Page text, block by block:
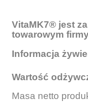
VitaMK7® jest
towarowym
Informacja
Wartość
Masa netto